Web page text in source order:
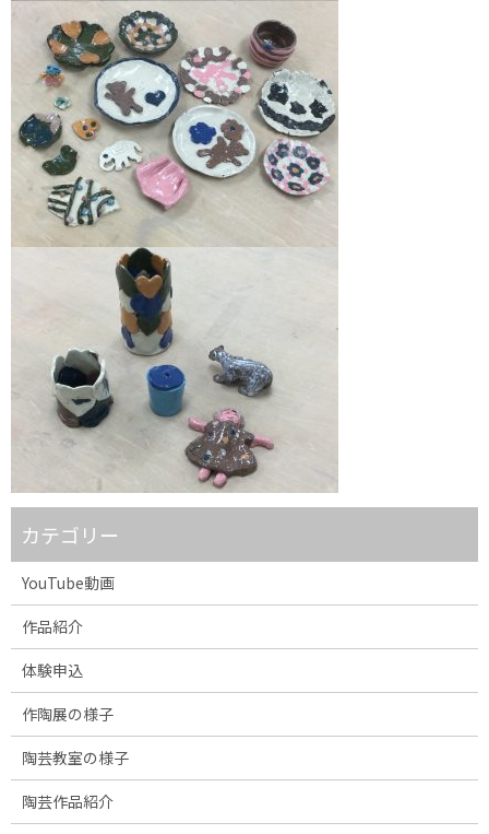
カテゴリー
YouTube動画
作品紹介
体験申込
作陶展の様子
陶芸教室の様子
陶芸作品紹介